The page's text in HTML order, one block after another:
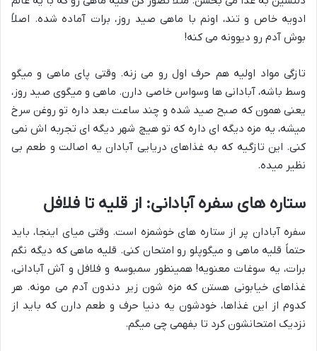
ادویه خاص و تند، اونم با ماهی صید روز، برات آماده شده. اصلاً
بوش آدم رو دیوونه می کنه!
تازگی مواد اولیه هم حرف اول رو می زنه. وقتی پای ماهی و میگو
وسط باشه، آبادانی ها وسواس خاصی دارن. ماهی و میگوی صید روز،
یعنی همون که صبح صید شده و چند ساعت بعد داره تو روغن سرخ
میشه، یه مزه دیگه ای داره که تو هیچ شهر دیگه ای تجربه اش نمی
کنی. این تازگیه که به غذاهای دریایی آبادان یه اصالت و طعم بی
نظیر میده.
ستاره های سفره آبادانی: از قلیه تا فلافل
سفره آبادان پر از ستاره های خوشمزه است. وقتی میای اینجا، باید
حتماً قلیه ماهی و میگوپلو رو امتحان کنی. قلیه ماهی که دیگه نگم
برات، یه سوغات معنویه! همینطور سمبوسه و فلافل و آش آبادانی،
غذاهای خیابونی هستن که مزه شون زیر دندون آدم می مونه. هر
کدوم از این غذاها، خودشون یه دنیا حرف و طعم دارن که باید از
نزدیک امتحانشون کرد تا بفهمی چی میگم.